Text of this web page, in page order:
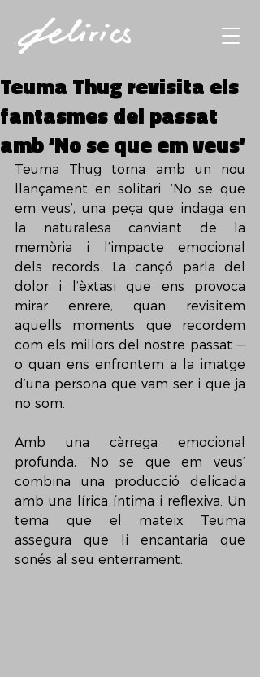
Teuma Thug revisita els
fantasmes del passat
amb ‘No se que em veus’
Teuma Thug torna amb un nou
llançament en solitari: ‘No se que
em veus’, una peça que indaga en
la naturalesa canviant de la
memòria i l’impacte emocional
dels records. La cançó parla del
dolor i l’èxtasi que ens provoca
mirar enrere, quan revisitem
aquells moments que recordem
com els millors del nostre passat —
o quan ens enfrontem a la imatge
d’una persona que vam ser i que ja
no som.
Amb una càrrega emocional
profunda, ‘No se que em veus’
combina una producció delicada
amb una lírica íntima i reflexiva. Un
tema que el mateix Teuma
assegura que li encantaria que
sonés al seu enterrament.